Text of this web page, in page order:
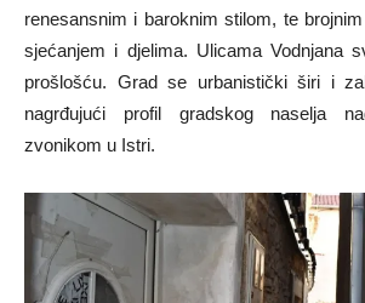
renesansnim i baroknim stilom, te
sjećanjem i djelima. Ulicama Vodnjana
prošlošću. Grad se urbanistički širi i
nagrđujući profil gradskog naselja
zvonikom u Istri.